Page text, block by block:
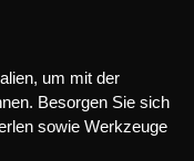
um mit der
Besorgen Sie sich
sowie Werkzeuge